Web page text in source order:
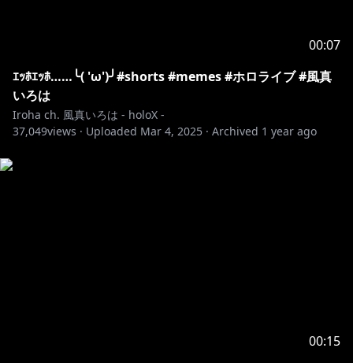
00:07
ｴｯﾎｴｯﾎ……╰( 'ω')╯#shorts #memes #ホロライブ #風真
いろは
Iroha ch. 風真いろは - holoX -
37,049views · Uploaded Mar 4, 2025 · Archived 1 year ago
00:15